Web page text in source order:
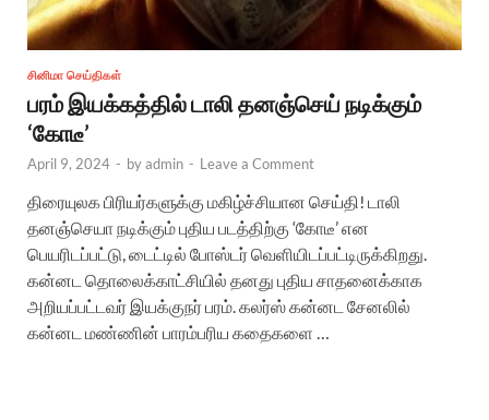
சினிமா செய்திகள்
பரம் இயக்கத்தில் டாலி தனஞ்செய் நடிக்கும்
‘கோடீ’
April 9, 2024 - byadmin - Leave a Comment
திரையுலக பிரியர்களுக்கு மகிழ்ச்சியான செய்தி! டாலி
தனஞ்செயா நடிக்கும் புதிய படத்திற்கு ‘கோடீ’ என
பெயரிடப்பட்டு, டைட்டில் போஸ்டர் வெளியிடப்பட்டிருக்கிறது.
கன்னட தொலைக்காட்சியில் தனது புதிய சாதனைக்காக
அறியப்பட்டவர் இயக்குநர் பரம். கலர்ஸ் கன்னட சேனலில்
கன்னட மண்ணின் பாரம்பரிய கதைகளை …